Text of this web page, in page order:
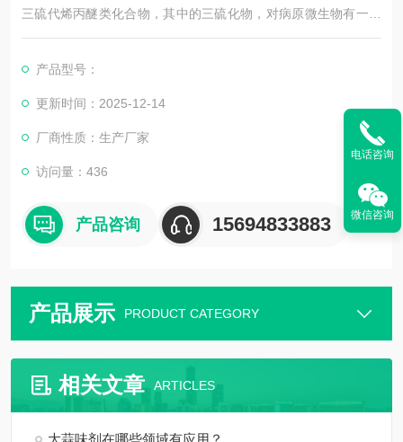
三硫代烯丙醚类化合物，其中的三硫化物，对病原微生物有一定
的抑制和杀灭作用，食物中的大蒜就含有天然的三硫代烯丙醚类
有强烈的刺激性恶臭味，令人厌恶。具有投加量少，气味大，见
效快，热稳定好，易于操作，对水质起软化和稳定作用。能防止
人为的系统失水，是阻止热水流失的理想节能药剂。可广泛用于
热水锅炉及
产品型号：
更新时间：2025-12-14
厂商性质：生产厂家
访问量：436
产品咨询 15694833883
产品展示 PRODUCT CATEGORY
相关文章 ARTICLES
大蒜味剂在哪些领域有应用？
电话咨询
微信咨询